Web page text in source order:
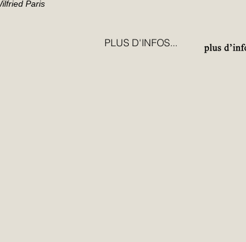
Paris
PLUS D'INFOS...